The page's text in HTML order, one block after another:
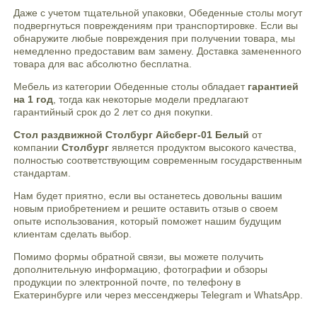
Даже с учетом тщательной упаковки, Обеденные столы могут
подвергнуться повреждениям при транспортировке. Если вы
обнаружите любые повреждения при получении товара, мы
немедленно предоставим вам замену. Доставка замененного
товара для вас абсолютно бесплатна.
Мебель из категории Обеденные столы обладает гарантией
на 1 год , тогда как некоторые модели предлагают
гарантийный срок до 2 лет со дня покупки.
Стол раздвижной Столбург Айсберг-01 Белый от
компании Столбург является продуктом высокого качества,
полностью соответствующим современным государственным
стандартам.
Нам будет приятно, если вы останетесь довольны вашим
новым приобретением и решите оставить отзыв о своем
опыте использования, который поможет нашим будущим
клиентам сделать выбор.
Помимо формы обратной связи, вы можете получить
дополнительную информацию, фотографии и обзоры
продукции по электронной почте, по телефону в
Екатеринбурге или через мессенджеры Telegram и WhatsApp.